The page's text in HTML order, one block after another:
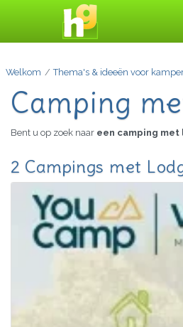
Welkom Thema's & ideeën voor
Camping
Bent u op zoek naar een camping
2 Campings met